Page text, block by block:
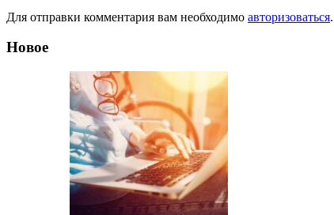
Для отправки комментария вам необходимо авторизоваться.
Новое